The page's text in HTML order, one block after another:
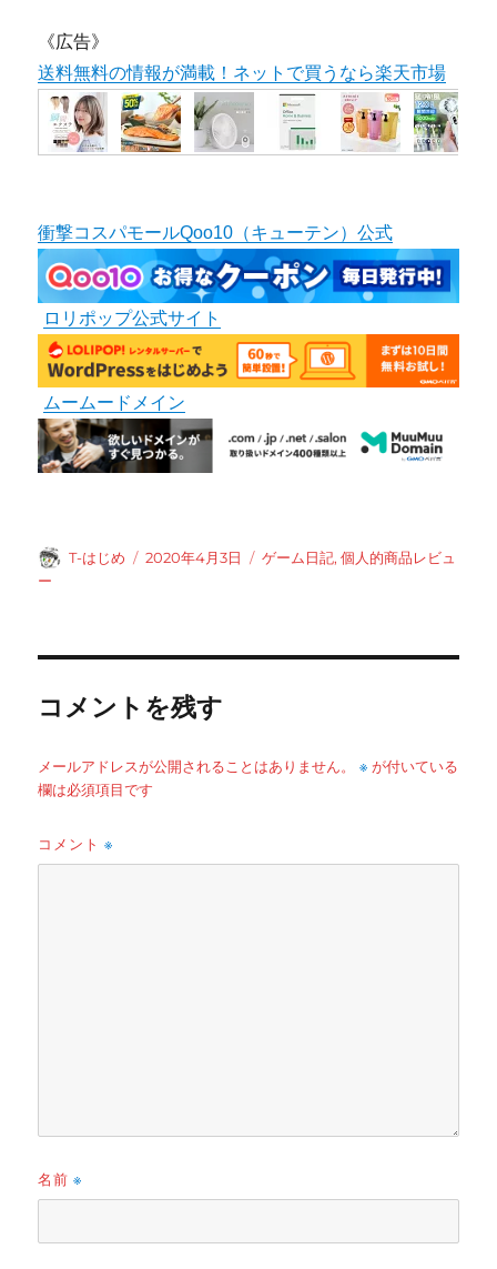
《広告》
送料無料の情報が満載！ネットで買うなら楽天市場
衝撃コスパモールQoo10（キューテン）公式
ロリポップ公式サイト
ムームードメイン
投
T-はじめ
投
2020年4月3日
カ
ゲーム日記,個人的商品レビュ
ー
コメントを残す
メールアドレスが公開されることはありません。 ※ が付いている
欄は必須項目です
コメント※
名前※